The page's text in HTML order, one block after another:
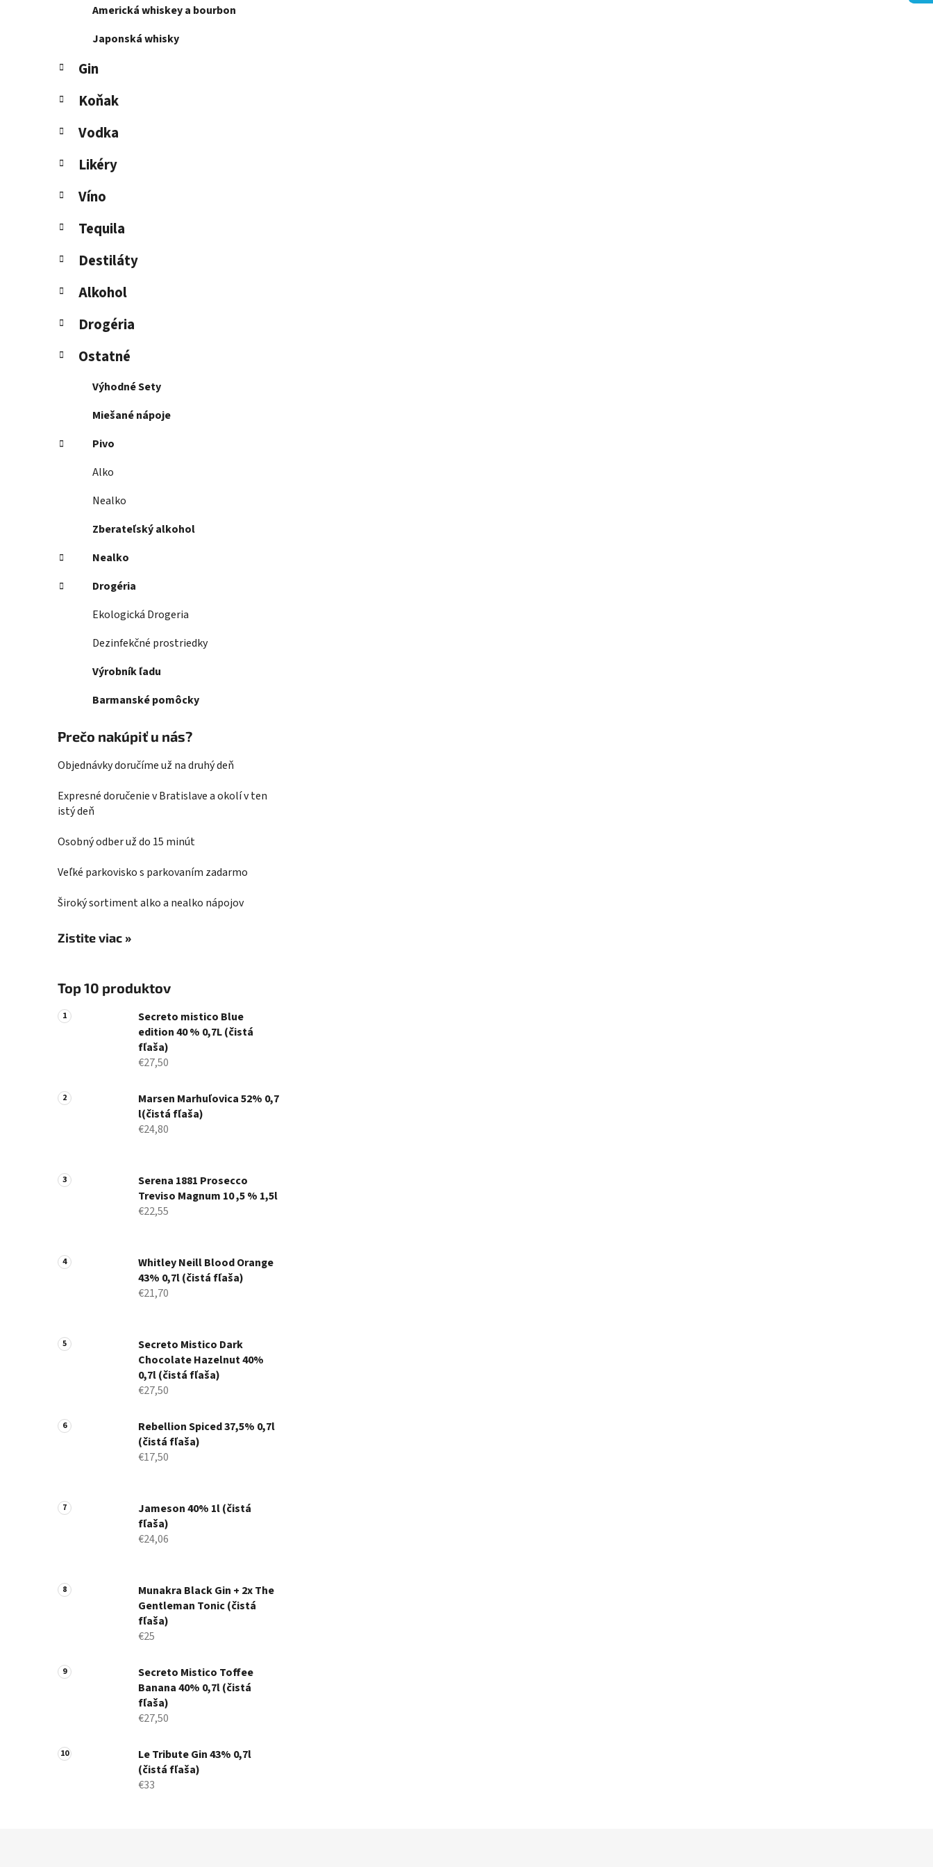
Americká whiskey a bourbon
Japonská whisky
Gin
Koňak
Vodka
Likéry
Víno
Tequila
Destiláty
Alkohol
Drogéria
Ostatné
Výhodné Sety
Miešané nápoje
Pivo
Alko
Nealko
Zberateľský alkohol
Nealko
Drogéria
Ekologická Drogeria
Dezinfekčné prostriedky
Výrobník ľadu
Barmanské pomôcky
Prečo nakúpiť u nás?
Objednávky doručíme už na druhý deň
Expresné doručenie v Bratislave a okolí v ten
istý deň
Osobný odber už do 15 minút
Veľké parkovisko s parkovaním zadarmo
Široký sortiment alko a nealko nápojov
Zistite viac »
Top 10 produktov
Secreto mistico Blue
edition 40 % 0,7L (čistá
fľaša)
€27,50
Marsen Marhuľovica 52% 0,7
l(čistá fľaša)
€24,80
Serena 1881 Prosecco
Treviso Magnum 10 ,5 % 1,5l
€22,55
Whitley Neill Blood Orange
43% 0,7l (čistá fľaša)
€21,70
Secreto Mistico Dark
Chocolate Hazelnut 40%
0,7l (čistá fľaša)
€27,50
Rebellion Spiced 37,5% 0,7l
(čistá fľaša)
€17,50
Jameson 40% 1l (čistá
fľaša)
€24,06
Munakra Black Gin + 2x The
Gentleman Tonic (čistá
fľaša)
€25
Secreto Mistico Toffee
Banana 40% 0,7l (čistá
fľaša)
€27,50
Le Tribute Gin 43% 0,7l
(čistá fľaša)
€33